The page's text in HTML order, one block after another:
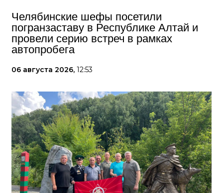
Челябинские шефы посетили
погранзаставу в Республике Алтай и
провели серию встреч в рамках
автопробега
06 августа 2026, 12:53